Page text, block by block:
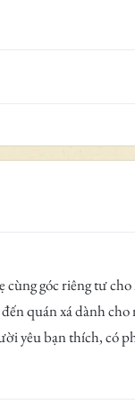
góc riêng tư
quán xá dành
yêu bạn thích, có